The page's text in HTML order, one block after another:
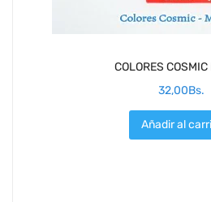
COLORES
32,00Bs.
Añadir al